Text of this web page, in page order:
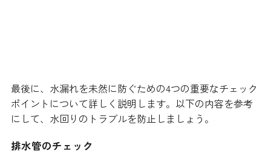
最後に、水漏れを未然に防ぐための4つの重要なチェック
ポイントについて詳しく説明します。以下の内容を参考
にして、水回りのトラブルを防止しましょう。
排水管のチェック